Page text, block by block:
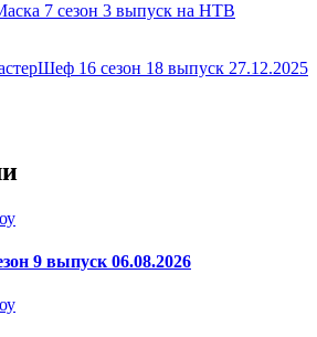
7 сезон 3 выпуск на НТВ
16 сезон 18 выпуск 27.12.2025
9 выпуск 06.08.2026